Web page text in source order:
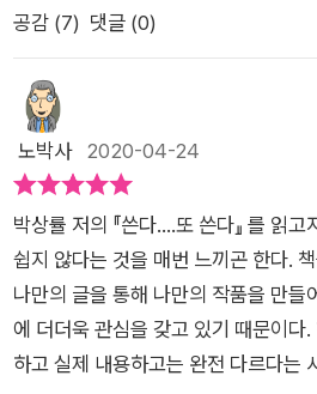
오월시> 동인 시집이다. <오월시>를
을 닳도록 읽다가 1990년 <한길문학
다. 그때 그 시집을 만나지 않았더라
나 회계사 또는 세무사가 되지 않았을
쉬움은 없지만 이따금 상상해보곤 한
람은 점점 줄어들고 있기 때문이다.
그럼에도 불구하고 쓰기를 멈추지 않
다'라고 믿기 때문이다. 문학이 잘 팔
수가 감소하고 있기 때문이기도 하지
잡을 만큼 대단한 작품이 나오지 못
공감 (7) 댓글 (0)
노박사2020-04-24
박상률 저의 『쓴다....또 쓴다』 를 읽
쉽지 않다는 것을 매번 느끼곤 한다.
나만의 글을 통해 나만의 작품을 만들
에 더더욱 관심을 갖고 있기 때문이다
하고 실제 내용하고는 완전 다르다는